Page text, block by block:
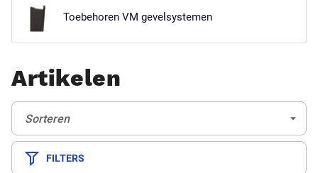
Toebehoren VM gevelsystemen
Artikelen
Sorteren:
Sorteren
FILTERS